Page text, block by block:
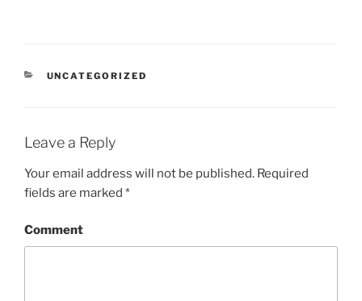
CATEGORIES
UNCATEGORIZED
Leave a Reply
Your email address will not be published. Required
fields are marked *
Comment